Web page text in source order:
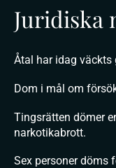
Juridiska
Åtal har idag väckts
Dom i mål om
Tingsrätten dömer
narkotikabrott.
Sex personer döms